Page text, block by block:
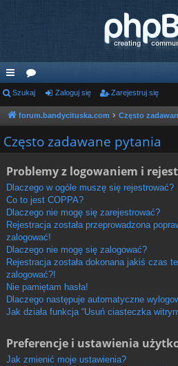
ię
ce
j
or
a
Szukaj Zaloguj się Zarejestruj się
forum.bandycituska.com Często
Często zadawane pytania
Problemy z logowaniem i
Dlaczego w ogóle muszę się rejestrować?
Co to jest COPPA?
Dlaczego nie mogę się zarejestrować?
Rejestracja została przeprowadzona
zalogować!
Dlaczego nie mogę się zalogować?
Rejestracja została dokonana jakiś czas
zalogować?!
Nie pamiętam hasła!
Dlaczego następuje automatyczne
Jak działa funkcja “Usuń ciasteczka
Preferencje i ustawienia
Jak zmienić moje ustawienia?